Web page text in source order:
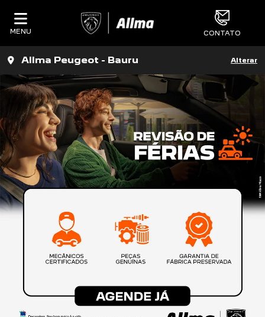
MENU CONTATO
Allma Peugeot - Bauru Alterar